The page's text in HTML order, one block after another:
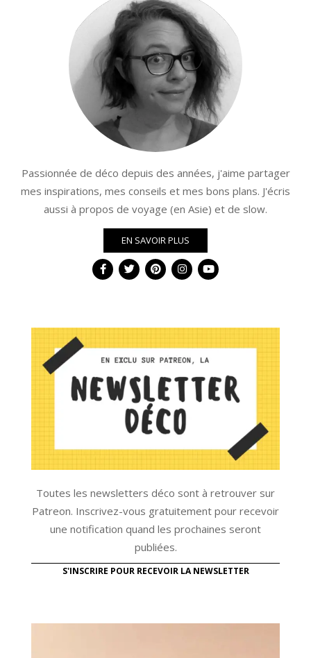
Passionnée de déco depuis des années, j'aime partager
mes inspirations, mes conseils et mes bons plans. J'écris
aussi à propos de voyage (en Asie) et de slow.
EN SAVOIR PLUS
Toutes les newsletters déco sont à retrouver sur
Patreon. Inscrivez-vous gratuitement pour recevoir
une notification quand les prochaines seront
publiées.
S'INSCRIRE POUR RECEVOIR LA NEWSLETTER